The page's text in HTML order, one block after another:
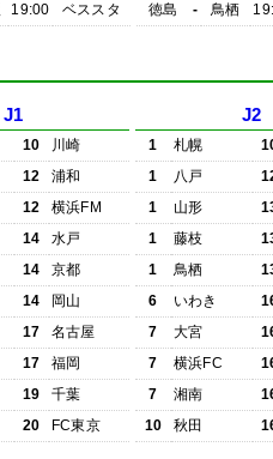
19:00 ベススタ
徳島
- 鳥栖
J1
10
川崎
12
浦和
12
横浜FM
14
水戸
14
京都
14
岡山
17
名古屋
17
福岡
19
千葉
20 FC東京
J2
1 札幌
1
八戸
1
山形
1
藤枝
1
鳥栖
6
いわき
7
大宮
7
横浜FC
7
湘南
10
秋田